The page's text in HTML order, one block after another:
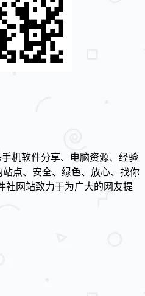
机软件分享、电脑资源、经验
点、安全、绿色、放心、找你
社网站致力于为广大的网友提